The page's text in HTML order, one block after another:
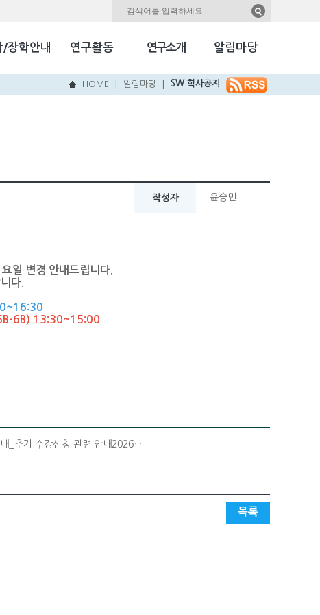
/장학안내 연구활동 연구소개 알림마당
국민NEW & HOT
HOME 알림마당 SW 학사공지
작성자 윤승민
일 변경 안내드립니다.
다.
6B) 13:30~15:00
_추가 수강신청 관련 안내2026…
목록